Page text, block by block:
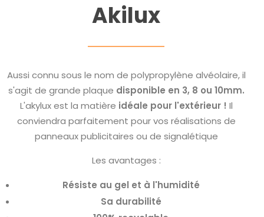
Akilux
Aussi connu sous le nom de polypropylène alvéolaire, il
s'agit de grande plaque disponible en 3, 8 ou 10mm.
L'akylux est la matière idéale pour l'extérieur ! Il
conviendra parfaitement pour vos réalisations de
panneaux publicitaires ou de signalétique
Les avantages :
Résiste au gel et à l'humidité
Sa durabilité